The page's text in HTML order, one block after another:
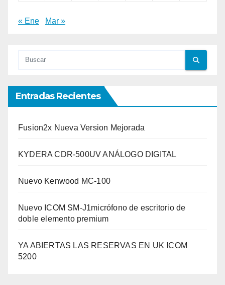
« Ene Mar »
Entradas Recientes
Fusion2x Nueva Version Mejorada
KYDERA CDR-500UV ANÁLOGO DIGITAL
Nuevo Kenwood MC-100
Nuevo ICOM SM-J1micrófono de escritorio de
doble elemento premium
YA ABIERTAS LAS RESERVAS EN UK ICOM
5200